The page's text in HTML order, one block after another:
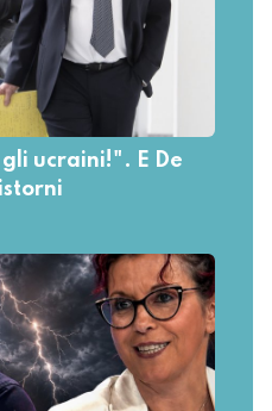
ucraini!". E De